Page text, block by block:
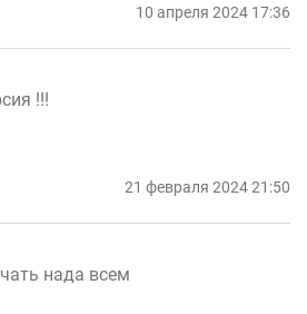
10 апреля 2024 17:36
!!!
21 февраля 2024 21:50
нада всем